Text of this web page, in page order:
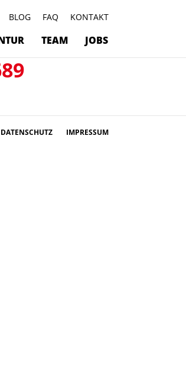
KONTAKT
FAQ
BLOG
TEAM JOBS
DATENSCHUTZ IMPRESSUM